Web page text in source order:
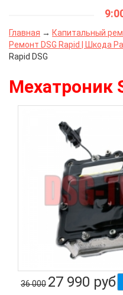
Главная → Капитальный
Ремонт DSG Rapid | Шкода
Rapid DSG
Мехатроник
36 000 27 990 руб